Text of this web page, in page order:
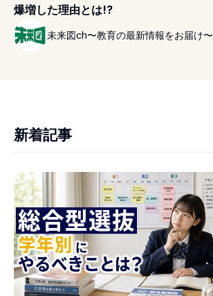
爆増した理由とは!?
未来図ch〜教育の最新情報をお届け〜
新着記事